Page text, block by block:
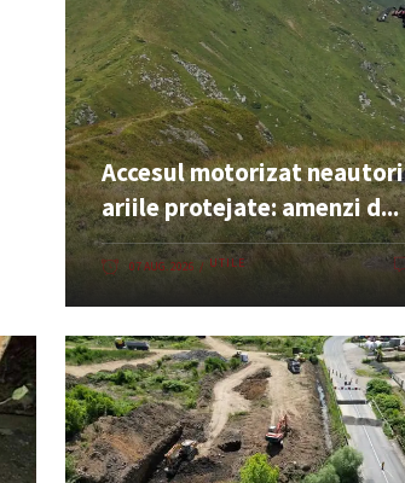
Accesul motorizat
ariile protejate: amenzi d...
07 AUG. 2026 UTILE